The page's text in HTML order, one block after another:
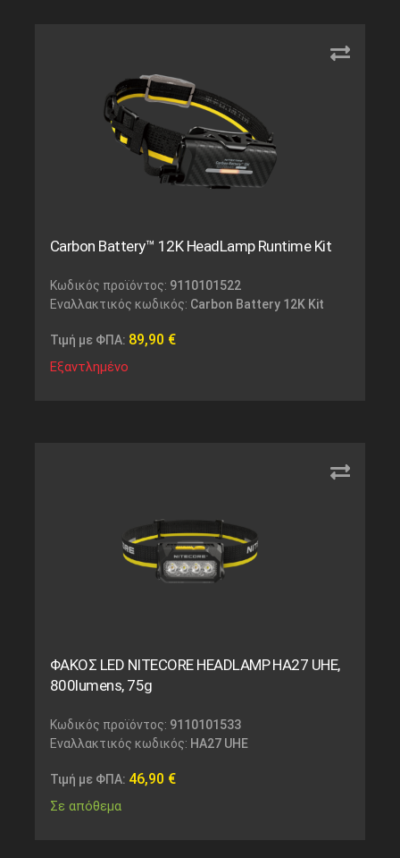
Carbon Battery™ 12K HeadLamp Runtime Kit
Κωδικός προϊόντος: 9110101522
Εναλλακτικός κωδικός: Carbon Battery 12K Kit
Τιμή με ΦΠΑ: 89,90 €
Εξαντλημένο
ΦΑΚΟΣ LED NITECORE HEADLAMP HA27 UHE,
800lumens, 75g
Κωδικός προϊόντος: 9110101533
Εναλλακτικός κωδικός: HA27 UHE
Τιμή με ΦΠΑ: 46,90 €
Σε απόθεμα